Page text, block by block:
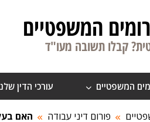
המשפטיים
קבלו תשובה מעו"ד
המשפטיים עורכי הדין
פורום דיני עבודה האם